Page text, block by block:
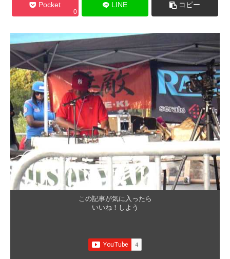
Pocket
0
LINE コピー
この記事が気に入ったら
いいね！しよう